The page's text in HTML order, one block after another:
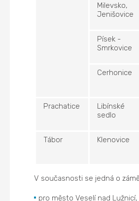
Milevsko,
Jenišovice
Písek -
Smrkovice
Cerhonice
Prachatice
Libínské
sedlo
Tábor Klenovice
V současnosti se jedná o
pro město Veselí nad Lužnicí,